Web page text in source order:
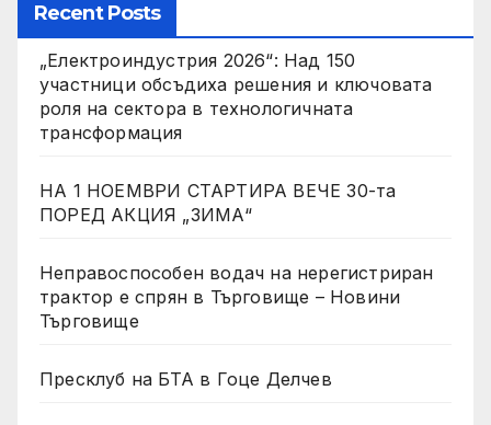
Recent Posts
„Електроиндустрия 2026“: Над 150
участници обсъдиха решения и ключовата
роля на сектора в технологичната
трансформация
НА 1 НОЕМВРИ СТАРТИРА ВЕЧЕ 30-та
ПОРЕД АКЦИЯ „ЗИМА“
Неправоспособен водач на нерегистриран
трактор е спрян в Търговище – Новини
Търговище
Пресклуб на БТА в Гоце Делчев